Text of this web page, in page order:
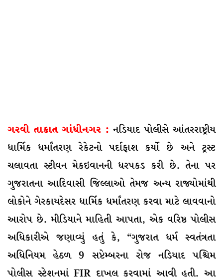
ગરવી તાકાત ગાંધીનગર : નડિયાદ પોલીસે આંતરરાષ્ટ્રીય
ધાર્મિક ધર્માંતરણ રેકેટનો પર્દાફાશ કર્યો છે અને ટ્રસ્ટ
ચલાવતા સ્ટીવન મેકઇવાનની ધરપકડ કરી છે. તેના પર
ગુજરાતના આદિવાસી જિલ્લાઓ તેમજ અન્ય રાજ્યોમાંથી
લોકોને ગેરકાયદેસર ધાર્મિક ધર્માંતરણ કરવા માટે લાવવાનો
આરોપ છે. મીડિયાને માહિતી આપતા, એક વરિષ્ઠ પોલીસ
અધિકારીએ જણાવ્યું હતું કે, “ગુજરાત ધર્મ સ્વતંત્રતા
અધિનિયમ હેઠળ 9 સપ્ટેમ્બરના રોજ નડિયાદ પશ્ચિમ
પોલીસ સ્ટેશનમાં FIR દાખલ કરવામાં આવી હતી. આ